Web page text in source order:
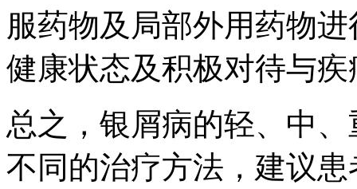
服药物及局部外用药物
健康状态及积极对待与
总之，银屑病的轻、中
不同的治疗方法，建议